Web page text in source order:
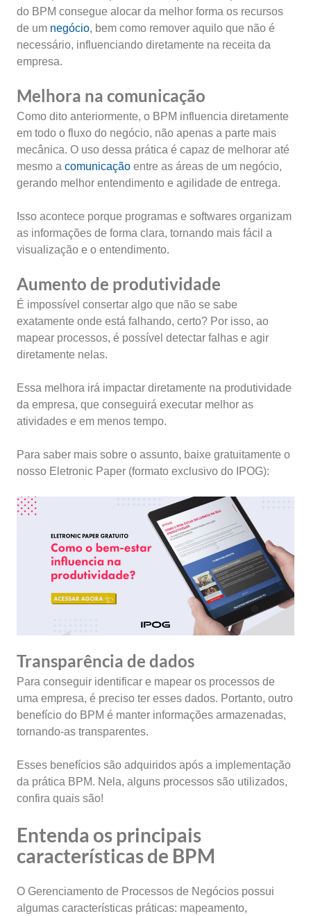
do BPM consegue alocar da melhor forma os recursos
de um negócio, bem como remover aquilo que não é
necessário, influenciando diretamente na receita da
empresa.
Melhora na comunicação
Como dito anteriormente, o BPM influencia diretamente
em todo o fluxo do negócio, não apenas a parte mais
mecânica. O uso dessa prática é capaz de melhorar até
mesmo a comunicação entre as áreas de um negócio,
gerando melhor entendimento e agilidade de entrega.
Isso acontece porque programas e softwares organizam
as informações de forma clara, tornando mais fácil a
visualização e o entendimento.
Aumento de produtividade
É impossível consertar algo que não se sabe
exatamente onde está falhando, certo? Por isso, ao
mapear processos, é possível detectar falhas e agir
diretamente nelas.
Essa melhora irá impactar diretamente na produtividade
da empresa, que conseguirá executar melhor as
atividades e em menos tempo.
Para saber mais sobre o assunto, baixe gratuitamente o
nosso Eletronic Paper (formato exclusivo do IPOG):
Transparência de dados
Para conseguir identificar e mapear os processos de
uma empresa, é preciso ter esses dados. Portanto, outro
benefício do BPM é manter informações armazenadas,
tornando-as transparentes.
Esses benefícios são adquiridos após a implementação
da prática BPM. Nela, alguns processos são utilizados,
confira quais são!
Entenda os principais
características de BPM
O Gerenciamento de Processos de Negócios possui
algumas características práticas: mapeamento,